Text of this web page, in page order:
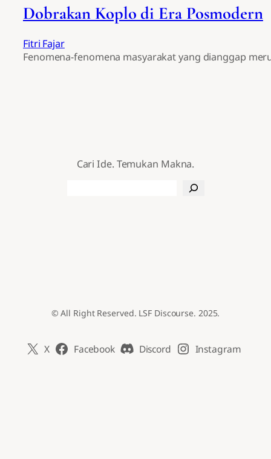
Dobrakan Koplo di Era Posmodern
Fitri Fajar
Fenomena-fenomena masyarakat yang dianggap
Cari Ide. Temukan Makna.
© All Right Reserved. LSF Discourse. 2025.
X Facebook Discord Instagram